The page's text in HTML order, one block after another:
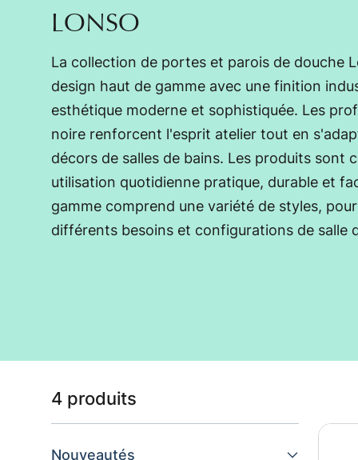
LONSO
La collection de portes et parois de douche
design haut de gamme avec une finition
esthétique moderne et sophistiquée. Les
noire renforcent l'esprit atelier tout en
décors de salles de bains. Les produits sont
utilisation quotidienne pratique, durable et
gamme comprend une variété de styles,
différents besoins et configurations de salle
Liste des produits
4 produits
Nouveautés